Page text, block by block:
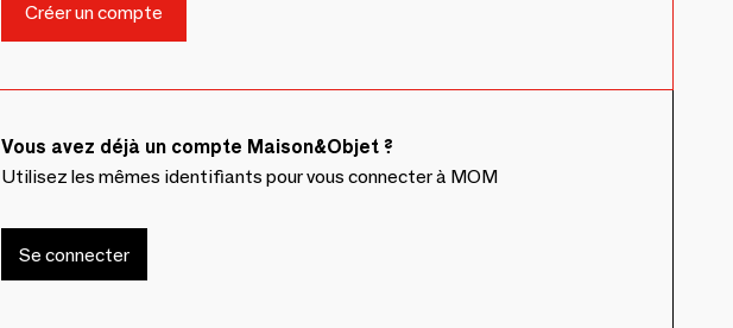
Vous avez déjà un compte Maison&Objet ?
Utilisez les mêmes identifiants pour vous connecter à MOM
Se connecter